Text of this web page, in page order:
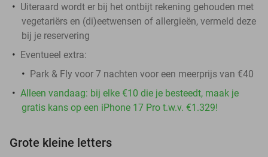
Uiteraard wordt er bij het ontbijt rekening gehouden met
vegetariërs en (di)eetwensen of allergieën, vermeld deze
bij je reservering
Eventueel extra:
Park & Fly voor 7 nachten voor een meerprijs van €40
Alleen vandaag: bij elke €10 die je besteedt, maak je
gratis kans op een iPhone 17 Pro t.w.v. €1.329!
Grote kleine letters